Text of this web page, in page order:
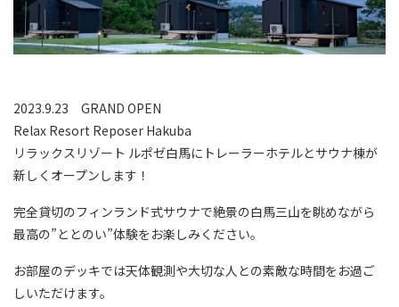
2023.9.23 GRAND OPEN
Relax Resort Reposer Hakuba
リラックスリゾート ルポゼ白馬にトレーラーホテルとサウナ棟が
新しくオープンします！
完全貸切のフィンランド式サウナで絶景の白馬三山を眺めながら
最高の”ととのい”体験をお楽しみください。
お部屋のデッキでは天体観測や大切な人との素敵な時間をお過ご
しいただけます。